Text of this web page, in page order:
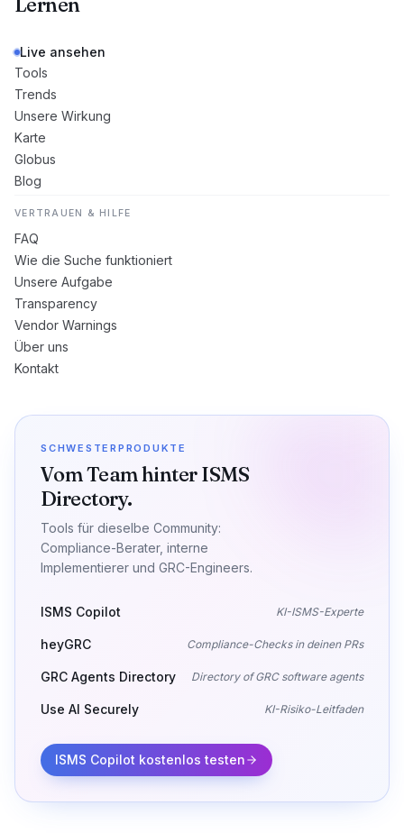
Live ansehen
Tools
Trends
Unsere Wirkung
Karte
Globus
Blog
VERTRAUEN & HILFE
FAQ
Wie die Suche funktioniert
Unsere Aufgabe
Transparency
Vendor Warnings
Über uns
Kontakt
SCHWESTERPRODUKTE
Vom Team hinter ISMS
Directory.
Tools für dieselbe Community:
Compliance-Berater, interne
Implementierer und GRC-Engineers.
ISMS Copilot KI-ISMS-Experte
heyGRC Compliance-Checks in deinen PRs
GRC Agents Directory Directory of GRC software agents
Use AI Securely KI-Risiko-Leitfaden
ISMS Copilot kostenlos testen